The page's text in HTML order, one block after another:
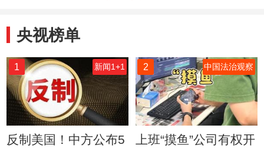
央视榜单
1 新闻1+1
反制美国！中方公布5
2 中国法治观察
上班“摸鱼”公司有权开